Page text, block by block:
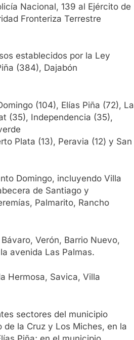
Nacional, 139 al Ejército de
Fronteriza Terrestre
establecidos por la Ley
(384), Dajabón
(104), Elías Piña (72), La
(35), Independencia (35),
Plata (13), Peravia (12) y San
Domingo, incluyendo Villa
de Santiago y
Palmarito, Rancho
Verón, Barrio Nuevo,
avenida Las Palmas.
Hermosa, Savica, Villa
sectores del municipio
la Cruz y Los Miches, en la